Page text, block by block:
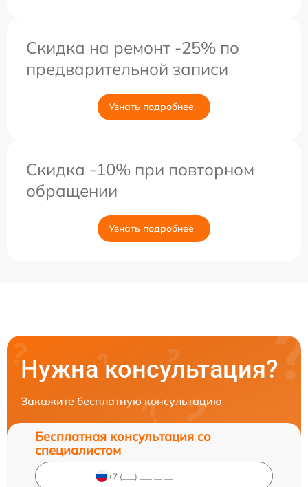
Скидка на ремонт -25% по
предварительной записи
Узнать подробнее
Скидка -10% при повторном
обращении
Узнать подробнее
Нужна консультация?
Закажите бесплатную консультацию
Бесплатная консультация со
специалистом